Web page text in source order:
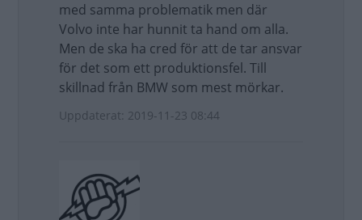
med samma problematik men där
Volvo inte har hunnit ta hand om alla.
Men de ska ha cred för att de tar ansvar
för det som ett produktionsfel. Till
skillnad från BMW som mest mörkar.
Uppdaterat: 2019-11-23 08:44